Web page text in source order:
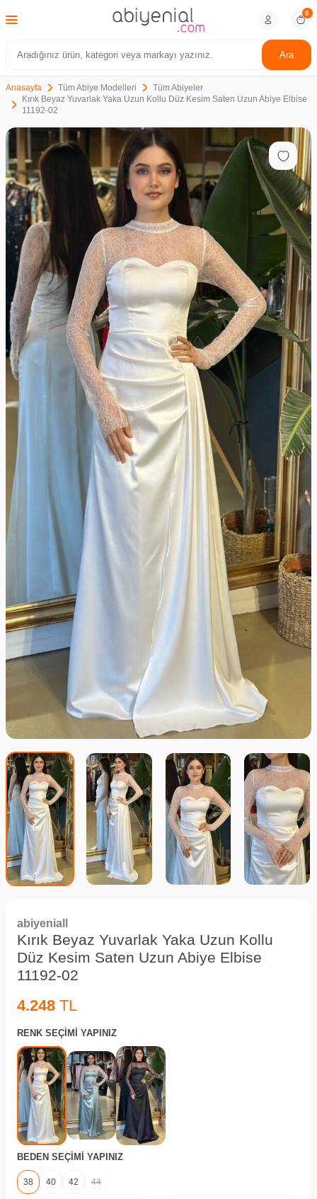
Ara
0
Anasayfa Tüm Abiye Modelleri
Tüm Abiyeler
Kırık Beyaz Yuvarlak Yaka Uzun Kollu Düz Kesim Saten Uzun Abiye Elbise
11192-02
abiyeniall
Kırık Beyaz Yuvarlak Yaka Uzun Kollu
Düz Kesim Saten Uzun Abiye Elbise
11192-02
4.248 TL
RENK SEÇIMI YAPINIZ
BEDEN SEÇIMI YAPINIZ
38 40 42 44